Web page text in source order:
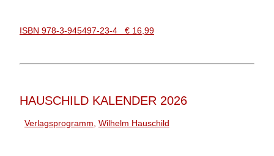
ISBN 978-3-945497-23-4 € 16,99
HAUSCHILD KALENDER 2026
Verlagsprogramm Wilhelm Hauschild